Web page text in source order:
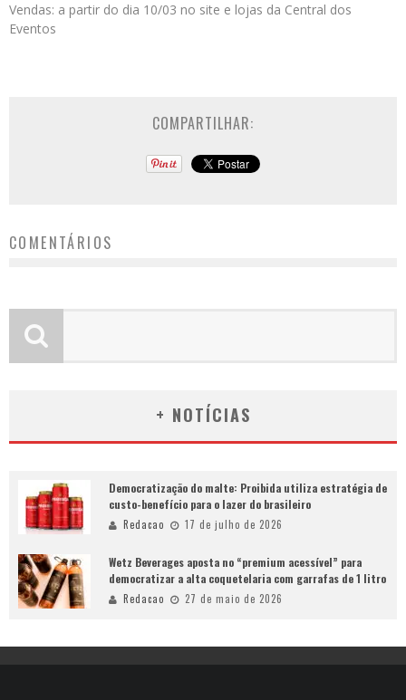
Vendas: a partir do dia 10/03 no site e lojas da Central dos
Eventos
COMPARTILHAR:
COMENTÁRIOS
+ NOTÍCIAS
Democratização do malte: Proibida utiliza estratégia de
custo-benefício para o lazer do brasileiro
Redacao 17 de julho de 2026
Wetz Beverages aposta no “premium acessível” para
democratizar a alta coquetelaria com garrafas de 1 litro
Redacao 27 de maio de 2026